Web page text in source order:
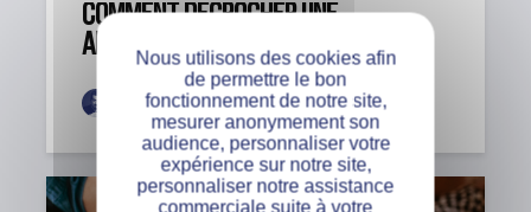
Comment décrocher une
alternance sans expérience ?
Rémi Il y a 10 mois
Nous utilisons des cookies afin
de permettre le bon
fonctionnement de notre site,
mesurer anonymement son
audience, personnaliser votre
expérience sur notre site,
personnaliser notre assistance
commerciale suite à votre